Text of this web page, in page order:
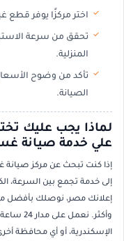
اختر مركزًا يوفر قطع
تحقق من سرعة
المنزلية.
تأكد من وضوح
الصيانة.
لماذا يجب عليك
علي خدمة صيانة
إذا كنت تبحث عن مركز
إلى خدمة تجمع بين السرعة،
إعلانك مصر، نوصلك بأفضل
وأكثر.
الإسكندرية، أو أي محافظة